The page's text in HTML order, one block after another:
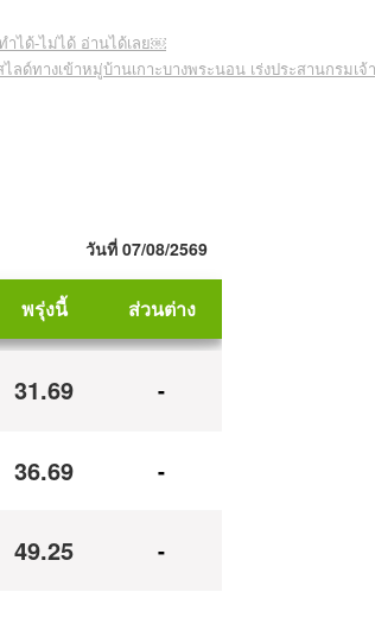
ำได้-ไม่ได้ อ่านได้เลย￼
ทางเข้าหมู่บ้านเกาะบางพระนอน เร่งประสานกรมเจ้